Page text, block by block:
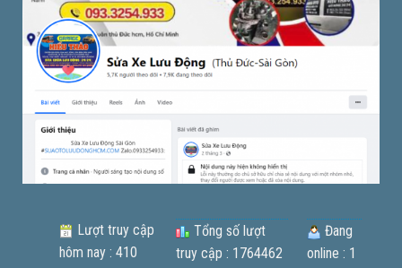
Lượt truy cập
hôm nay : 410
Tổng số lượt
truy cập : 1764462
Đang
online : 1